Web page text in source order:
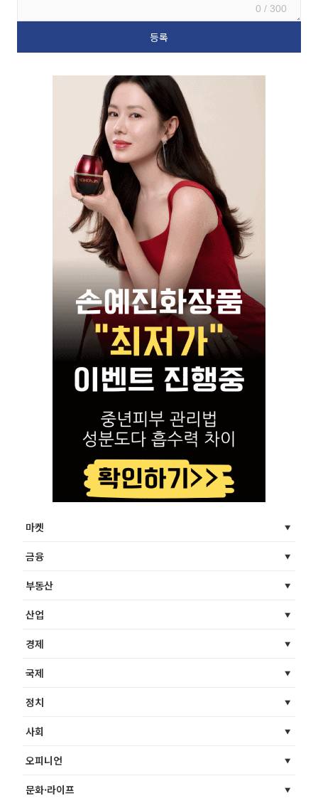
0 / 300
마켓
금융
부동산
산업
경제
국제
정치
사회
오피니언
문화·라이프